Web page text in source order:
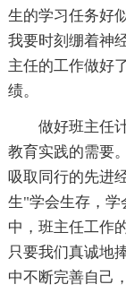
生的学习任务好
我要时刻绷着神
主任的工作做好
绩。
做好班主任
教育实践的需要
吸取同行的先进
生"学会生存，学
中，班主任工作
只要我们真诚地
中不断完善自己